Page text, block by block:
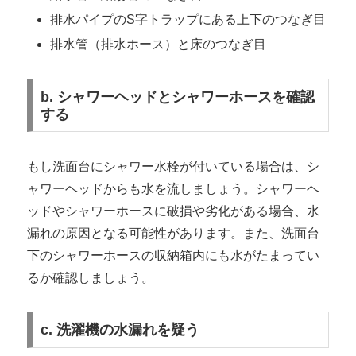
排水パイプのS字トラップにある上下のつなぎ目
排水管（排水ホース）と床のつなぎ目
b. シャワーヘッドとシャワーホースを確認
する
もし洗面台にシャワー水栓が付いている場合は、シ
ャワーヘッドからも水を流しましょう。シャワーヘ
ッドやシャワーホースに破損や劣化がある場合、水
漏れの原因となる可能性があります。また、洗面台
下のシャワーホースの収納箱内にも水がたまってい
るか確認しましょう。
c. 洗濯機の水漏れを疑う